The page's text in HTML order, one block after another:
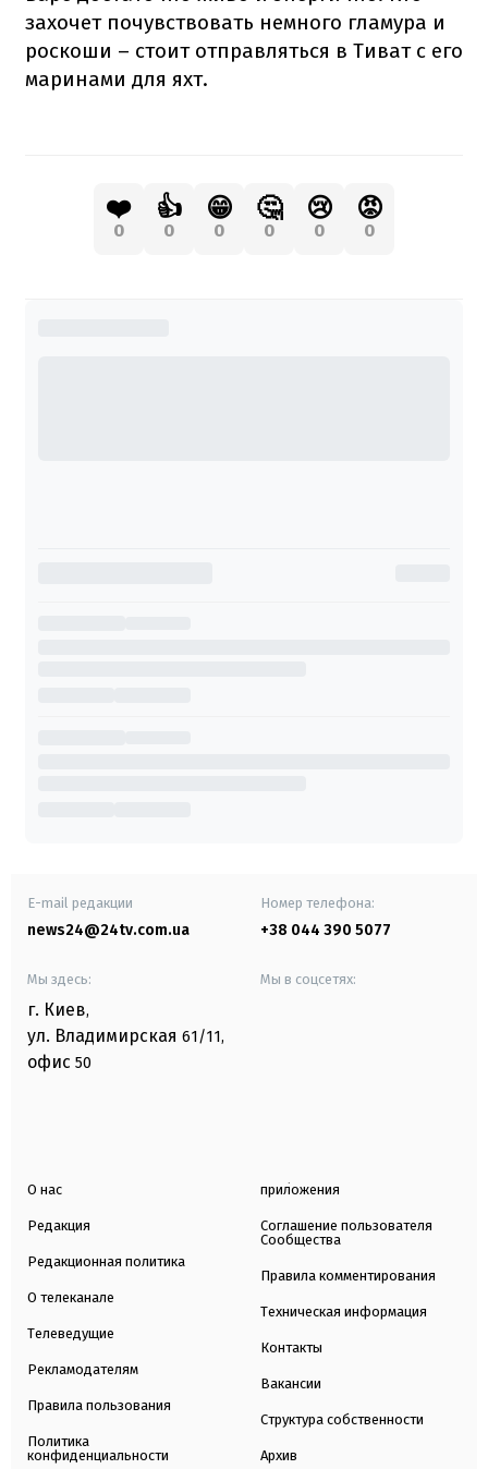
захочет почувствовать немного гламура и
роскоши – стоит отправляться в Тиват с его
маринами для яхт.
❤️
0
👍
0
😁
0
🤔
0
😢
0
😡
0
E-mail редакции
news24@24tv.com.ua
Номер телефона:
+38 044 390 5077
Мы здесь:
г. Киев,
ул. Владимирская 61/11,
офис 50
Мы в соцсетях:
О нас
Редакция
Редакционная политика
О телеканале
Телеведущие
Рекламодателям
Правила пользования
Политика
конфиденциальности
приложения
Соглашение пользователя
Сообщества
Правила комментирования
Техническая информация
Контакты
Вакансии
Структура собственности
Архив